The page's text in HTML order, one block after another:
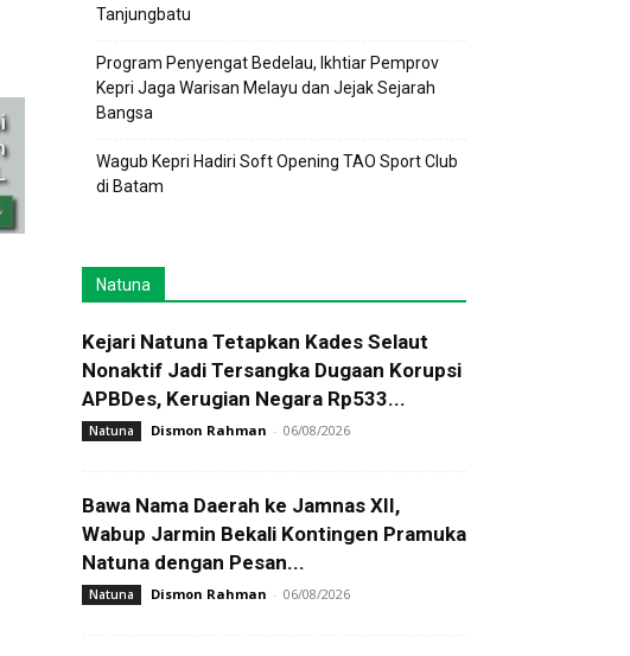
Tanjungbatu
Program Penyengat Bedelau, Ikhtiar Pemprov
Kepri Jaga Warisan Melayu dan Jejak Sejarah
Bangsa
Wagub Kepri Hadiri Soft Opening TAO Sport Club
di Batam
Natuna
Kejari Natuna Tetapkan Kades Selaut
Nonaktif Jadi Tersangka Dugaan Korupsi
APBDes, Kerugian Negara Rp533...
Natuna Dismon Rahman - 06/08/2026
Bawa Nama Daerah ke Jamnas XII,
Wabup Jarmin Bekali Kontingen Pramuka
Natuna dengan Pesan...
Natuna Dismon Rahman - 06/08/2026